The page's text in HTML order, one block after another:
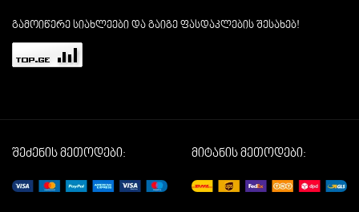
გამოიწერე სიახლეები და გაიგე ფასდაკლების შესახებ!
შეძენის მეთოდები: მიტანის მეთოდები: